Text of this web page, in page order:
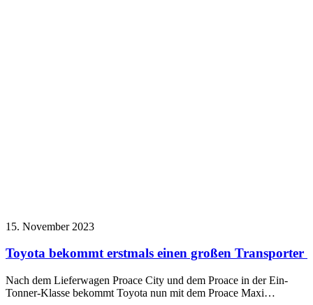
15. November 2023
Toyota bekommt erstmals einen großen Transporter
Nach dem Lieferwagen Proace City und dem Proace in der Ein-
Tonner-Klasse bekommt Toyota nun mit dem Proace Maxi…